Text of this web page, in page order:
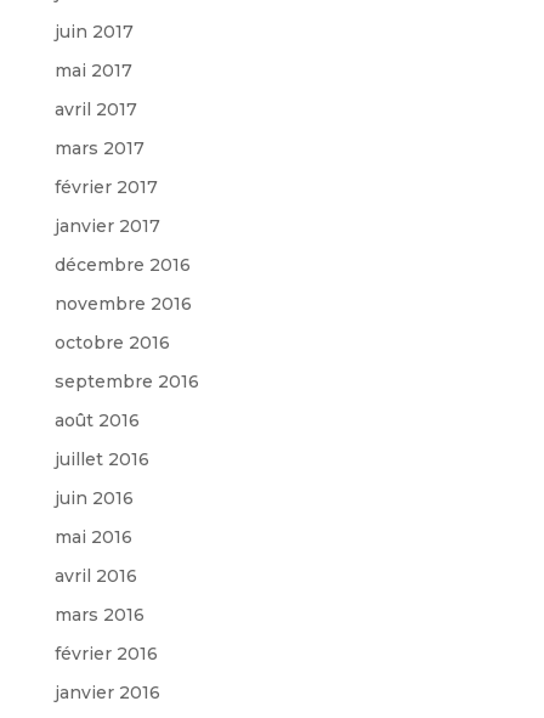
juin 2017
mai 2017
avril 2017
mars 2017
février 2017
janvier 2017
décembre 2016
novembre 2016
octobre 2016
septembre 2016
août 2016
juillet 2016
juin 2016
mai 2016
avril 2016
mars 2016
février 2016
janvier 2016